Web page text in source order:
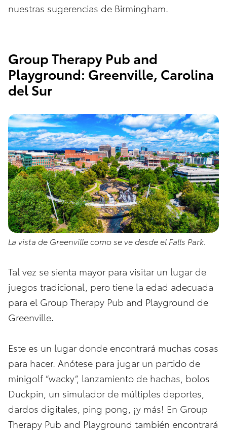
nuestras sugerencias de Birmingham.
Group Therapy Pub and
Playground: Greenville, Carolina
del Sur
La vista de Greenville como se ve desde el Falls Park.
Tal vez se sienta mayor para visitar un lugar de
juegos tradicional, pero tiene la edad adecuada
para el Group Therapy Pub and Playground de
Greenville.
Este es un lugar donde encontrará muchas cosas
para hacer. Anótese para jugar un partido de
minigolf “wacky”, lanzamiento de hachas, bolos
Duckpin, un simulador de múltiples deportes,
dardos digitales, ping pong, ¡y más! En Group
Therapy Pub and Playground también encontrará